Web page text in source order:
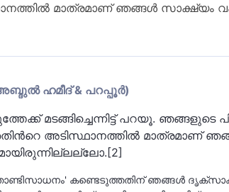
മാത്രമാണ് ഞങ്ങള്‍
ഹമീദ് & പറപ്പൂര്‍)
മടങ്ങിച്ചെന്നിട്ട് പറയൂ.
അടിസ്ഥാനത്തില്‍ മാത്രമാണ്
കണ്ടെടുത്തതിന് ഞങ്ങള്‍